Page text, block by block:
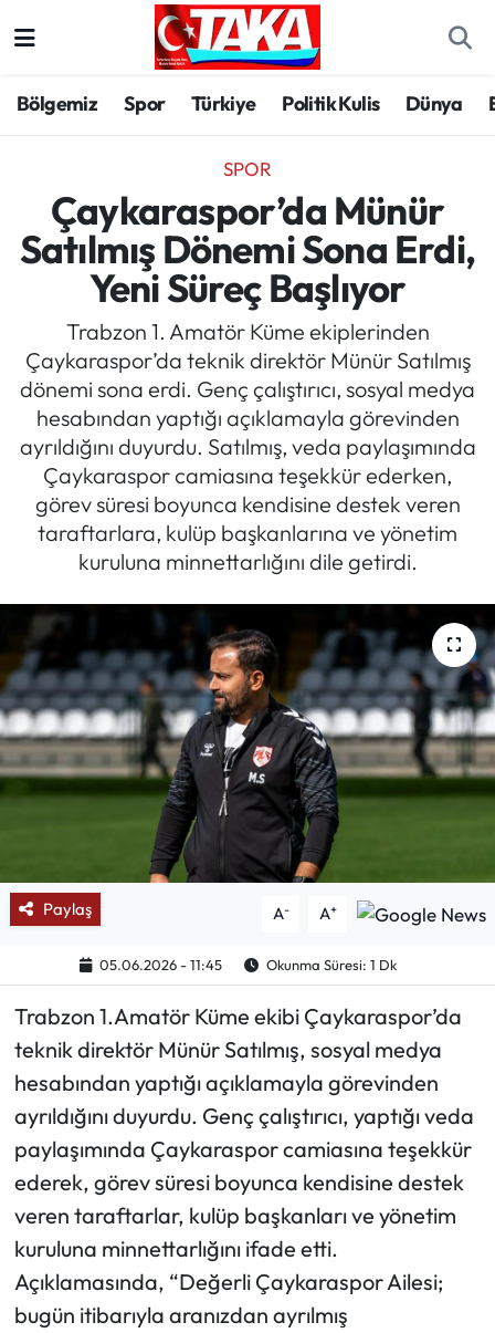
Bölgemiz Spor Türkiye Politik Kulis Dünya
SPOR
Çaykaraspor’da Münür
Satılmış Dönemi Sona Erdi,
Yeni Süreç Başlıyor
Trabzon 1. Amatör Küme ekiplerinden
Çaykaraspor’da teknik direktör Münür Satılmış
dönemi sona erdi. Genç çalıştırıcı, sosyal medya
hesabından yaptığı açıklamayla görevinden
ayrıldığını duyurdu. Satılmış, veda paylaşımında
Çaykaraspor camiasına teşekkür ederken,
görev süresi boyunca kendisine destek veren
taraftarlara, kulüp başkanlarına ve yönetim
kuruluna minnettarlığını dile getirdi.
Paylaş A- A+
05.06.2026 - 11:45 Okunma Süresi: 1 Dk
Trabzon 1.Amatör Küme ekibi Çaykaraspor’da
teknik direktör Münür Satılmış, sosyal medya
hesabından yaptığı açıklamayla görevinden
ayrıldığını duyurdu. Genç çalıştırıcı, yaptığı veda
paylaşımında Çaykaraspor camiasına teşekkür
ederek, görev süresi boyunca kendisine destek
veren taraftarlar, kulüp başkanları ve yönetim
kuruluna minnettarlığını ifade etti.
Açıklamasında, “Değerli Çaykaraspor Ailesi;
bugün itibarıyla aranızdan ayrılmış
Spor
Türkiye
Kültür/Sanat
Politika
Politik Kulis
Dünya
Magazin
Mektup Galeri
Manşet
Köşe Yazıları
Karikatür Galeri
ASTROLOJİ
Spor Yazıları
Mektup Galeri
Ekonomi
Sağlık
Turizm
Teknoloji
Trabzon Hava Durumu
Trabzon Trafik Yoğunluk Haritası
Süper Lig Puan Durumu ve Fikstür
Tüm Manşetler
Son Dakika Haberleri
Haber Arşivi